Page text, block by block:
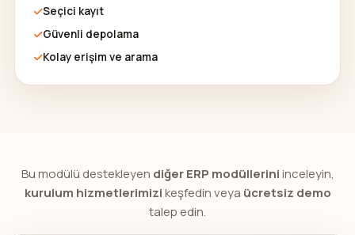
Seçici kayıt
Güvenli depolama
Kolay erişim ve arama
Bu modülü destekleyen diğer ERP modülleriniinceleyin,
kurulum hizmetlerimizikeşfedin veya ücretsiz demo
talep edin.